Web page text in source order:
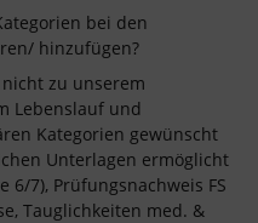
bei den
hinzufügen?
zu unserem
Lebenslauf und
Kategorien gewünscht
Unterlagen ermöglicht
6/7), Prüfungsnachweis FS
Tauglichkeiten med. &